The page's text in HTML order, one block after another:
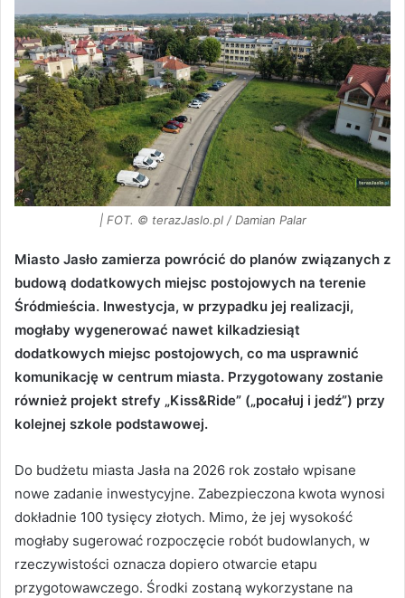
| FOT. © terazJaslo.pl / Damian Palar
Miasto Jasło zamierza powrócić do planów związanych z
budową dodatkowych miejsc postojowych na terenie
Śródmieścia. Inwestycja, w przypadku jej realizacji,
mogłaby wygenerować nawet kilkadziesiąt
dodatkowych miejsc postojowych, co ma usprawnić
komunikację w centrum miasta. Przygotowany zostanie
również projekt strefy „Kiss&Ride” („pocałuj i jedź”) przy
kolejnej szkole podstawowej.
Do budżetu miasta Jasła na 2026 rok zostało wpisane
nowe zadanie inwestycyjne. Zabezpieczona kwota wynosi
dokładnie 100 tysięcy złotych. Mimo, że jej wysokość
mogłaby sugerować rozpoczęcie robót budowlanych, w
rzeczywistości oznacza dopiero otwarcie etapu
przygotowawczego. Środki zostaną wykorzystane na